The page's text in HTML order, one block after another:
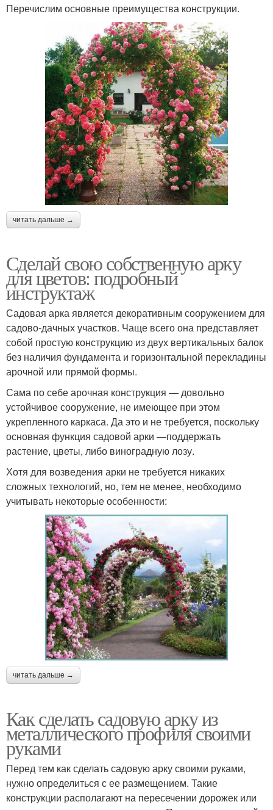
Перечислим основные преимущества конструкции.
читать дальше →
Сделай свою собственную арку
для цветов: подробный
инструктаж
Садовая арка является декоративным сооружением для
садово-дачных участков. Чаще всего она представляет
собой простую конструкцию из двух вертикальных балок
без наличия фундамента и горизонтальной перекладины
арочной или прямой формы.
Сама по себе арочная конструкция — довольно
устойчивое сооружение, не имеющее при этом
укрепленного каркаса. Да это и не требуется, поскольку
основная функция садовой арки —поддержать
растение, цветы, либо виноградную лозу.
Хотя для возведения арки не требуется никаких
сложных технологий, но, тем не менее, необходимо
учитывать некоторые особенности:
читать дальше →
Как сделать садовую арку из
металлического профиля своими
руками
Перед тем как сделать садовую арку своими руками,
нужно определиться с ее размещением. Такие
конструкции располагают на пересечении дорожек или